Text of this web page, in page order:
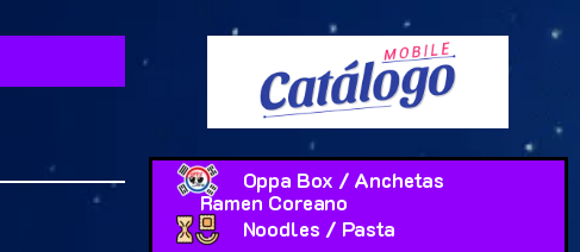
Oppa Box / Anchetas
Ramen Coreano
Noodles / Pasta